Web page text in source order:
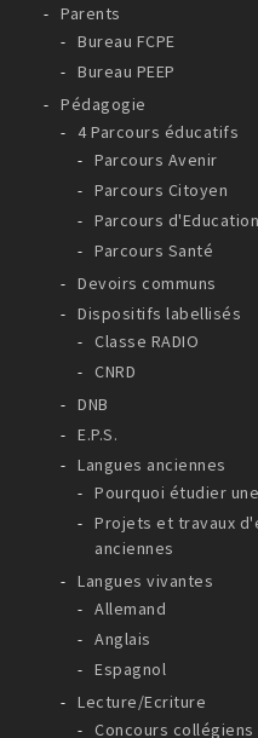
Parents
Bureau FCPE
Bureau PEEP
Pédagogie
4 Parcours éducatifs
Parcours Avenir
Parcours Citoyen
Parcours
Parcours Santé
Devoirs communs
Dispositifs labellisés
Classe RADIO
CNRD
DNB
E.P.S.
Langues anciennes
Pourquoi étudier
Projets et travaux
anciennes
Langues vivantes
Allemand
Anglais
Espagnol
Lecture/Ecriture
Concours